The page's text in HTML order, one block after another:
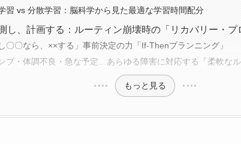
習 vs 分散学習：脳科学から見た最適な学習時間配分
し、計画する：ルーティン崩壊時の「リカバリー・プ
し〇〇なら、××する」事前決定の力「If-Thenプランニング」
プ・体調不良・急な予定…あらゆる障害に対応する「柔軟な
もっと見る